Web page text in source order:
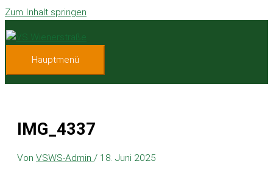
Zum Inhalt springen
Hauptmenü
IMG_4337
Von VSWS-Admin / 18. Juni 2025